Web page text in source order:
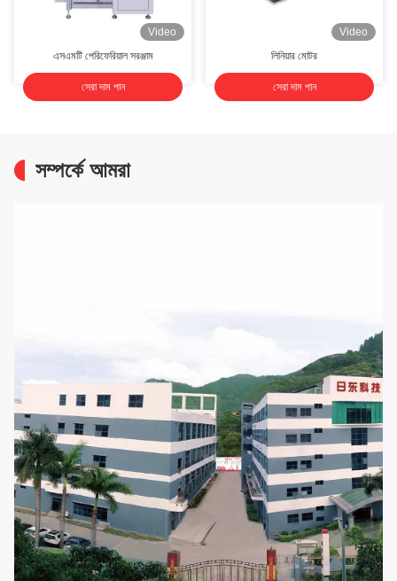
Video
এসএমটি পেরিফেরিয়াল সরঞ্জাম
সেরা দাম পান
Video
লিনিয়ার মোটর
সেরা দাম পান
সম্পর্কে আমরা